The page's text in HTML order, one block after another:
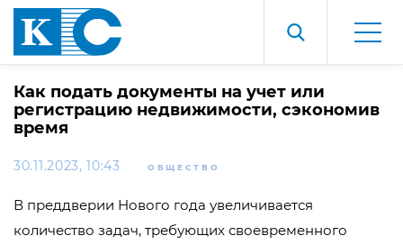
Как подать документы на учет или
регистрацию недвижимости, сэкономив
время
30.11.2023, 10:43 ОБЩЕСТВО
В преддверии Нового года увеличивается
количество задач, требующих своевременного